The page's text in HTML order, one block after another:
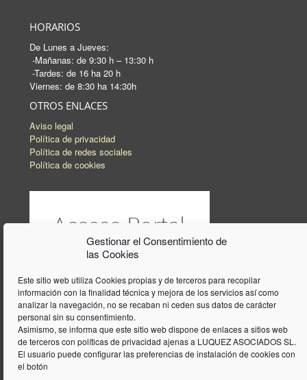
Gestionar el Consentimiento de
las Cookies
Este sitio web utiliza Cookies propias y de terceros para recopilar
información con la finalidad técnica y mejora de los servicios así como
analizar la navegación, no se recaban ni ceden sus datos de carácter
personal sin su consentimiento.
Asimismo, se informa que este sitio web dispone de enlaces a sitios web
de terceros con políticas de privacidad ajenas a LUQUEZ ASOCIADOS SL.
El usuario puede configurar las preferencias de instalación de cookies con
el botón
HORARIOS
De Lunes a Jueves:
-Mañanas: de 9:30 h – 13:30 h
-Tardes: de 16 ha 20 h
Viernes: de 8:30 ha 14:30h
OTROS ENLACES
Aviso legal
Política de privacidad
Política de redes sociales
Política de cookies